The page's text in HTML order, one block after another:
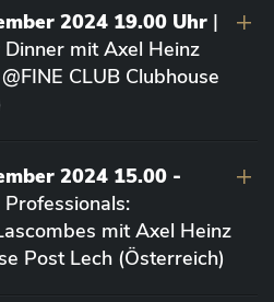
2024 19.00 Uhr |
mit Axel Heinz
CLUB Clubhouse
2024 15.00 -
Professionals:
mit Axel Heinz
Post Lech (Österreich)